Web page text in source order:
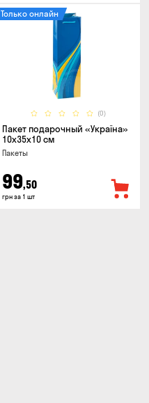
(0)
Только онлайн
Пакет подарочный «Україна»
10x35x10 см
Пакеты
99,50
грн за 1 шт